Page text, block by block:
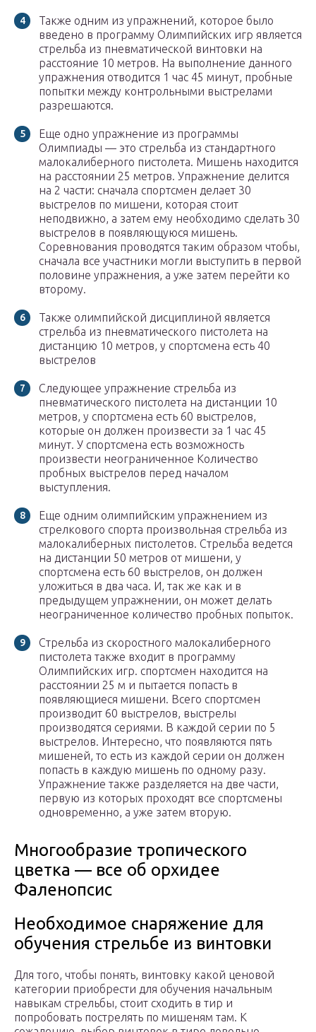
Также одним из упражнений, которое было
введено в программу Олимпийских игр является
стрельба из пневматической винтовки на
расстояние 10 метров. На выполнение данного
упражнения отводится 1 час 45 минут, пробные
попытки между контрольными выстрелами
разрешаются.
Еще одно упражнение из программы
Олимпиады — это стрельба из стандартного
малокалиберного пистолета. Мишень находится
на расстоянии 25 метров. Упражнение делится
на 2 части: сначала спортсмен делает 30
выстрелов по мишени, которая стоит
неподвижно, а затем ему необходимо сделать 30
выстрелов в появляющуюся мишень.
Соревнования проводятся таким образом чтобы,
сначала все участники могли выступить в первой
половине упражнения, а уже затем перейти ко
второму.
Также олимпийской дисциплиной является
стрельба из пневматического пистолета на
дистанцию 10 метров, у спортсмена есть 40
выстрелов
Следующее упражнение стрельба из
пневматического пистолета на дистанции 10
метров, у спортсмена есть 60 выстрелов,
которые он должен произвести за 1 час 45
минут. У спортсмена есть возможность
произвести неограниченное Количество
пробных выстрелов перед началом
выступления.
Еще одним олимпийским упражнением из
стрелкового спорта произвольная стрельба из
малокалиберных пистолетов. Стрельба ведется
на дистанции 50 метров от мишени, у
спортсмена есть 60 выстрелов, он должен
уложиться в два часа. И, так же как и в
предыдущем упражнении, он может делать
неограниченное количество пробных попыток.
Стрельба из скоростного малокалиберного
пистолета также входит в программу
Олимпийских игр. спортсмен находится на
расстоянии 25 м и пытается попасть в
появляющиеся мишени. Всего спортсмен
производит 60 выстрелов, выстрелы
производятся сериями. В каждой серии по 5
выстрелов. Интересно, что появляются пять
мишеней, то есть из каждой серии он должен
попасть в каждую мишень по одному разу.
Упражнение также разделяется на две части,
первую из которых проходят все спортсмены
одновременно, а уже затем вторую.
Многообразие тропического
цветка — все об орхидее
Фаленопсис
Необходимое снаряжение для
обучения стрельбе из винтовки
Для того, чтобы понять, винтовку какой ценовой
категории приобрести для обучения начальным
навыкам стрельбы, стоит сходить в тир и
попробовать пострелять по мишеням там. К